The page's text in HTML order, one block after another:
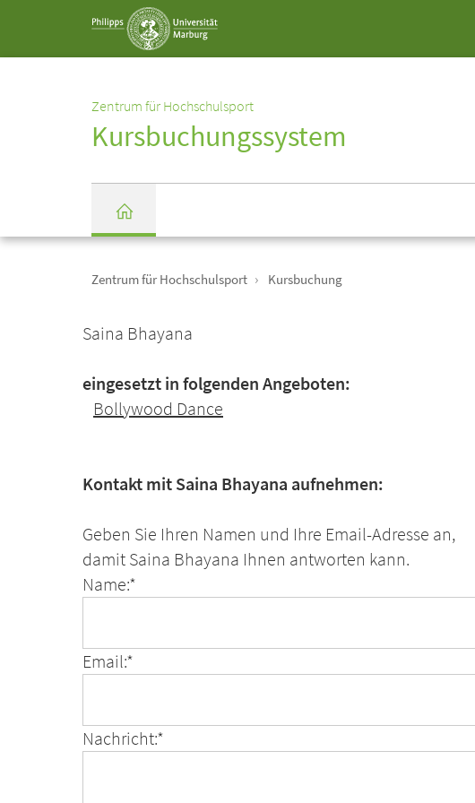
Zentrum für Hochschulsport
Kursbuchungssystem
Navigation
Zentrum für Hochschulsport Kursbuchung
Saina Bhayana
eingesetzt in folgenden Angeboten:
Bollywood Dance
Kontakt mit Saina Bhayana aufnehmen:
Geben Sie Ihren Namen und Ihre Email-Adresse an,
damit Saina Bhayana Ihnen antworten kann.
Name:*
Email:*
Nachricht:*